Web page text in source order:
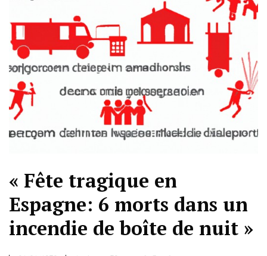
« Fête tragique en
Espagne: 6 morts dans un
incendie de boîte de nuit »